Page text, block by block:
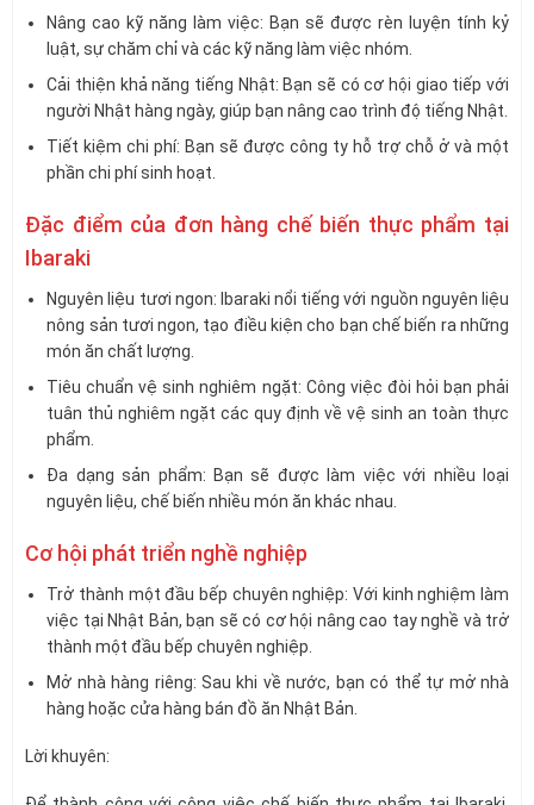
Nâng cao kỹ năng làm việc: Bạn sẽ được rèn luyện tính kỷ
luật, sự chăm chỉ và các kỹ năng làm việc nhóm.
Cải thiện khả năng tiếng Nhật: Bạn sẽ có cơ hội giao tiếp với
người Nhật hàng ngày, giúp bạn nâng cao trình độ tiếng Nhật.
Tiết kiệm chi phí: Bạn sẽ được công ty hỗ trợ chỗ ở và một
phần chi phí sinh hoạt.
Đặc điểm của đơn hàng chế biến thực phẩm tại
Ibaraki
Nguyên liệu tươi ngon: Ibaraki nổi tiếng với nguồn nguyên liệu
nông sản tươi ngon, tạo điều kiện cho bạn chế biến ra những
món ăn chất lượng.
Tiêu chuẩn vệ sinh nghiêm ngặt: Công việc đòi hỏi bạn phải
tuân thủ nghiêm ngặt các quy định về vệ sinh an toàn thực
phẩm.
Đa dạng sản phẩm: Bạn sẽ được làm việc với nhiều loại
nguyên liệu, chế biến nhiều món ăn khác nhau.
Cơ hội phát triển nghề nghiệp
Trở thành một đầu bếp chuyên nghiệp: Với kinh nghiệm làm
việc tại Nhật Bản, bạn sẽ có cơ hội nâng cao tay nghề và trở
thành một đầu bếp chuyên nghiệp.
Mở nhà hàng riêng: Sau khi về nước, bạn có thể tự mở nhà
hàng hoặc cửa hàng bán đồ ăn Nhật Bản.
Lời khuyên: